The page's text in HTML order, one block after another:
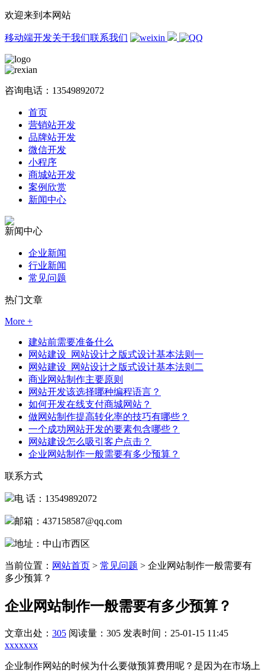
欢迎来到本网站
移动端开发关于我们联系我们
咨询电话： 13549892072
首页
营销站开发
品牌站开发
微信开发
小程序
商城站开发
案例欣赏
新闻中心
新闻中心
企业新闻
行业新闻
常见问题
热门文章
More +
建站前需要准备什么
网站建设_网站设计之版式设计基本法则一
网站建设_网站设计之版式设计基本法则二
商业网站制作主要原则
网站开发该选择哪种编程语言？
如何开发在线支付商城网站？
做网站制作提高转化率的技巧有哪些？
一个成功网站开发的要素包含哪些？
网站建设怎么吸引客户点击？
企业网站制作一般需要有多少预算？
联系方式
电 话：13549892072
邮箱：437158587@qq.com
地址：中山市西区
当前位置： 网站首页 > 常见问题 > 企业网站制作一般需要有
多少预算？
企业网站制作一般需要有多少预算？
文章出处： 305 阅读量：305 发表时间：25-01-15 11:45
xxxxxxx
企业制作网站的时候为什么要做预算费用呢？是因为在市场上